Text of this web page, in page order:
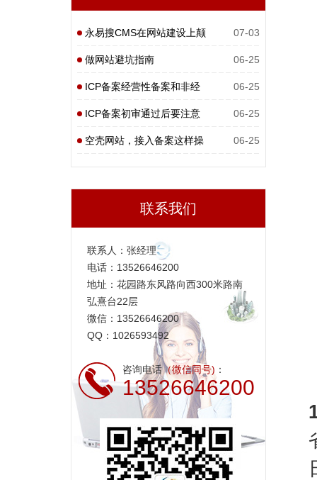
永易搜CMS在网站建设上颠
覆性
07-03
做网站避坑指南 06-25
ICP备案经营性备案和非经
营性
06-25
ICP备案初审通过后要注意
什么
06-25
空壳网站，接入备案这样操 06-25
联系我们
联系人：张经理
电话：13526646200
地址：花园路东风路向西300米路南
弘熹台22层
微信：13526646200
QQ：1026593492
咨询电话（微信同号) ：
13526646200